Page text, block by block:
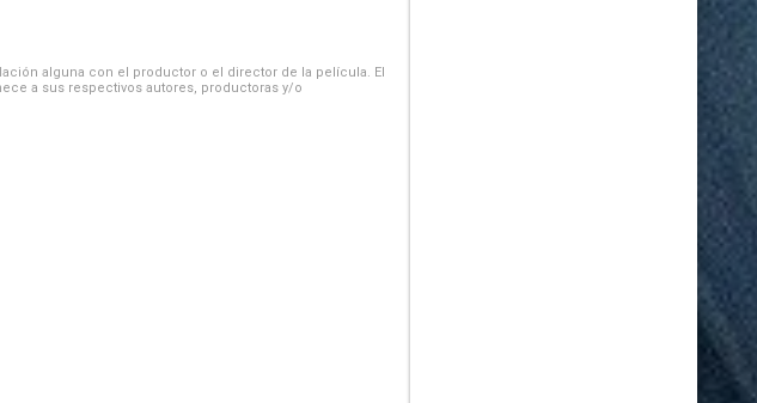
alguna con el productor o el director de la película. El
a sus respectivos autores, productoras y/o